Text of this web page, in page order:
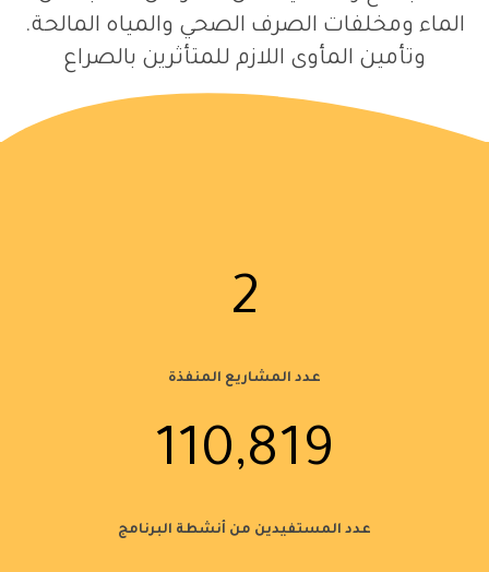
الماء ومخلفات الصرف الصحي والمياه المالحة.
وتأمين المأوى اللازم للمتأثرين بالصراع
2
عدد المشاريع المنفذة
110,819
عدد المستفيدين من أنشطة البرنامج